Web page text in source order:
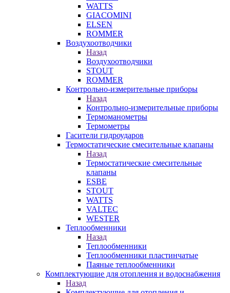
WATTS
GIACOMINI
ELSEN
ROMMER
Воздухоотводчики
Назад
Воздухоотводчики
STOUT
ROMMER
Контрольно-измерительные приборы
Назад
Контрольно-измерительные приборы
Термоманометры
Термометры
Гасители гидроударов
Термостатические смесительные клапаны
Назад
Термостатические смесительные
клапаны
ESBE
STOUT
WATTS
VALTEC
WESTER
Теплообменники
Назад
Теплообменники
Теплообменники пластинчатые
Паяные теплообменники
Комплектующие для отопления и водоснабжения
Назад